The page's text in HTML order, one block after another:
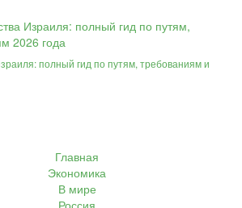
полный гид по путям, требованиям и
Главная
Экономика
В мире
Россия